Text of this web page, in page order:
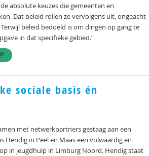
absolute keuzes die gemeenten en
Dat beleid rollen ze vervolgens uit, ongeacht
beleid bedoeld is om dingen op gang te
in dat specifieke gebied.’
sociale basis én
met netwerkpartners gestaag aan een
Hendig in Peel en Maas een volwaardig en
in jeugdhulp in Limburg Noord. Hendig staat